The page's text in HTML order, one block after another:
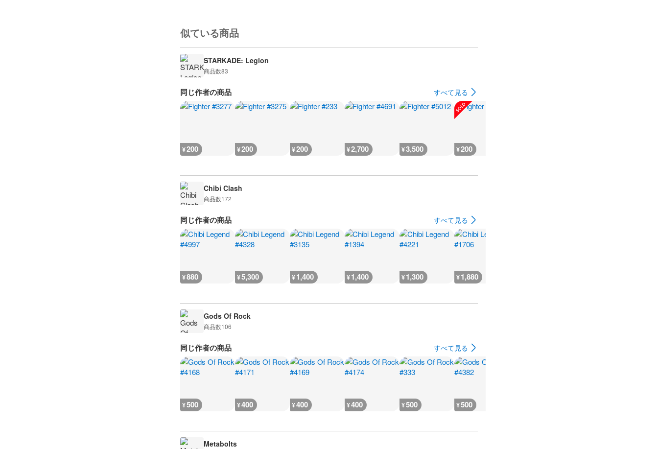
似ている商品
STARKADE: Legion
商品数83
同じ作者の商品 すべて見る
¥200 ¥200 ¥200 ¥2,700 ¥3,500 ¥200
Chibi Clash
商品数172
同じ作者の商品 すべて見る
¥880 ¥5,300 ¥1,400 ¥1,400 ¥1,300 ¥1,880
Gods Of Rock
商品数106
同じ作者の商品 すべて見る
¥500 ¥400 ¥400 ¥400 ¥500 ¥500
Metabolts